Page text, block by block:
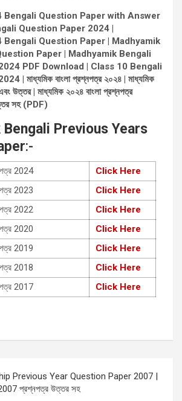
Bengali Question Paper with Answer
Question Paper 2024 |
Bengali Question Paper | Madhyamik
Paper | Madhyamik Bengali
PDF Download | Class 10 Bengali
| মাধ্যমিক বাংলা প্রশ্নপত্র ২০২৪ | মাধ্যমিক
উত্তর | মাধ্যমিক ২০২৪ বাংলা প্রশ্নপত্র
সহ (PDF)
Bengali Previous Years
:-
2024
Click Here
2023
Click Here
2022
Click Here
2020
Click Here
2019
Click Here
2018
Click Here
2017
Click Here
Previous Year Question Paper 2007 |
2007 প্রশ্নপত্র উত্তর সহ